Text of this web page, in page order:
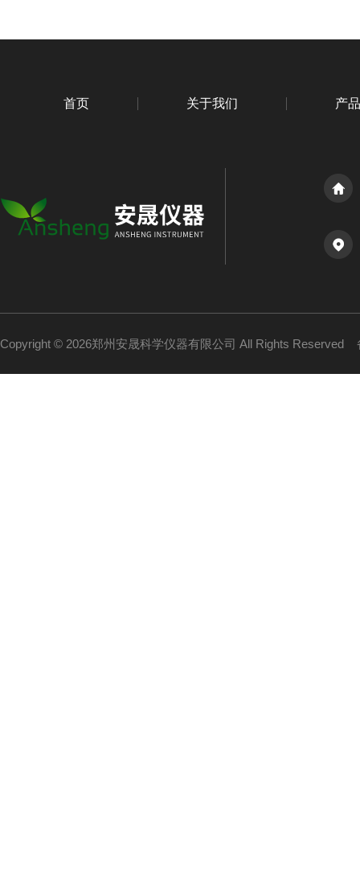
首页 关于我们 产
Copyright © 2026郑州安晟科学仪器有限公司 All Rights Reserved